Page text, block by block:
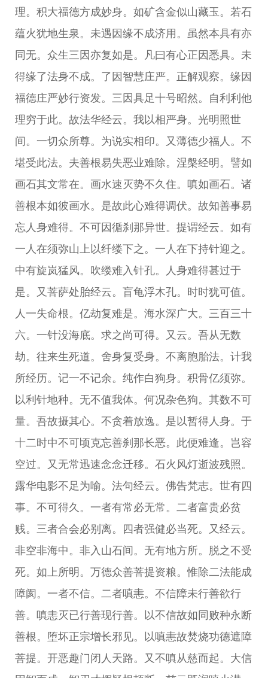
理。积大福德方成妙身。如矿含金似山藏玉。若石
蕴火犹地生泉。未遇因缘不成济用。虽然本具有亦
同无。众生三因亦复如是。凡曰有心正因悉具。未
得缘了法身不成。了因智慧庄严。正解观察。缘因
福德庄严妙行资发。三因具足十号昭然。自利利他
理穷于此。故法华经云。我以相严身。光明照世
间。一切众所尊。为说实相印。又薄德少福人。不
堪受此法。夫善根易失恶业难除。涅槃经明。譬如
画石其文常在。画水速灭势不久住。嗔如画石。诸
善根本如彼画水。是故此心难得调伏。故知善事易
忘人身难得。不可因循刹那异世。提谓经云。如有
一人在须弥山上以纤缕下之。一人在下持针迎之。
中有旋岚猛风。吹缕难入针孔。人身难得甚过于
是。又菩萨处胎经云。盲龟浮木孔。时时犹可值。
人一失命根。亿劫复难是。海水深广大。三百三十
六。一针没海底。求之尚可得。又云。吾从无数
劫。往来生死道。舍身复受身。不离胞胎法。计我
所经历。记一不记余。纯作白狗身。积骨亿须弥。
以利针地种。无不值我体。何况杂色狗。其数不可
量。吾故摄其心。不贪着放逸。是以暂得人身。于
十二时中不可顷克忘善刹那长恶。此便难逢。岂容
空过。又无常迅速念念迁移。石火风灯逝波残照。
露华电影不足为喻。法句经云。佛告梵志。世有四
事。不可得久。一者有常必无常。二者富贵必贫
贱。三者合会必别离。四者强健必当死。又经云。
非空非海中。非入山石间。无有地方所。脱之不受
死。如上所明。万德众善菩提资粮。惟除二法能成
障阂。一者不信。二者嗔恚。不信障未行善欲行
善。嗔恚灭已行善现行善。以不信故如同败种永断
善根。堕坏正宗增长邪见。以嗔恚故焚烧功德遮障
菩提。开恶趣门闭人天路。又不嗔从慈而起。大信